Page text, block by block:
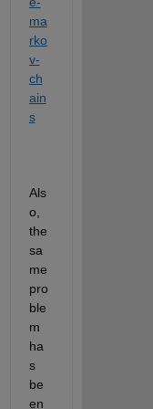
ma
rko
v-
ch
ain
s
Als
o,
the
sa
me
pro
ble
m
ha
s
be
en